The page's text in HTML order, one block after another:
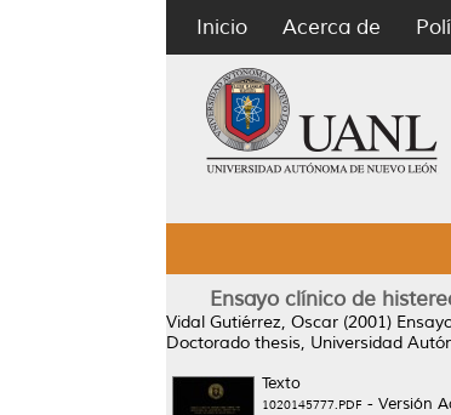
Inicio Acerca de
Ensayo clínico de
Vidal Gutiérrez, Oscar (2001)
Doctorado thesis, Universidad
Texto
1020145777.PDF - Versión